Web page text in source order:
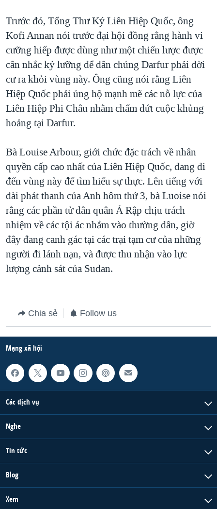
THƯỢNG ĐỈNH TRUMP-KIM TẠI VIỆT NAM
TRỊNH VĨNH BÌNH VS. CHÍNH PHỦ VIỆT NAM
NGƯ DÂN VIỆT VÀ LÀN SÓNG TRỘM HẢI SÂM
BÊN KIA QUỐC LỘ: TIẾNG VỌNG TỪ NÔNG THÔN MỸ
QUAN HỆ VIỆT MỸ
Trước đó, Tổng Thư Ký Liên Hiệp Quốc, ông
Kofi Annan nói trước đại hội đồng rằng hành vi
cưỡng hiếp được dùng như một chiến lược được
cân nhắc kỷ lưỡng để dân chúng Darfur phải dời
cư ra khỏi vùng này. Ông cũng nói rằng Liên
Hiệp Quốc phải ủng hộ mạnh mẽ các nỗ lực của
Liên Hiệp Phi Châu nhằm chấm dứt cuộc khủng
hoảng tại Darfur.
Bà Louise Arbour, giới chức đặc trách về nhân
quyền cấp cao nhất của Liên Hiệp Quốc, đang đi
đến vùng này để tìm hiểu sự thực. Lên tiếng với
đài phát thanh của Anh hôm thứ 3, bà Luoise nói
rằng các phần tử dân quân Ả Rập chịu trách
nhiệm về các tội ác nhắm vào thường dân, giờ
đây đang canh gác tại các trại tạm cư của những
người đi lánh nạn, và được thu nhận vào lực
lượng cảnh sát của Sudan.
Chia sẻ Follow us
Mạng xã hội
Các dịch vụ
Nghe
Tin tức
Blog
Xem